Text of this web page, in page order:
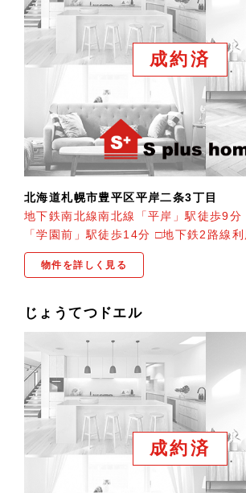
成約済
北海道札幌市豊平区平岸二条3丁目
地下鉄南北線南北線「平岸」駅徒歩9分
「学園前」駅徒歩14分 □地下鉄2路線利
物件を詳しく見る
じょうてつドエル
成約済